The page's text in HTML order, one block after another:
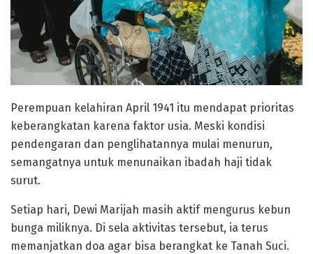
Perempuan kelahiran April 1941 itu mendapat prioritas
keberangkatan karena faktor usia. Meski kondisi
pendengaran dan penglihatannya mulai menurun,
semangatnya untuk menunaikan ibadah haji tidak
surut.
Setiap hari, Dewi Marijah masih aktif mengurus kebun
bunga miliknya. Di sela aktivitas tersebut, ia terus
memanjatkan doa agar bisa berangkat ke Tanah Suci.